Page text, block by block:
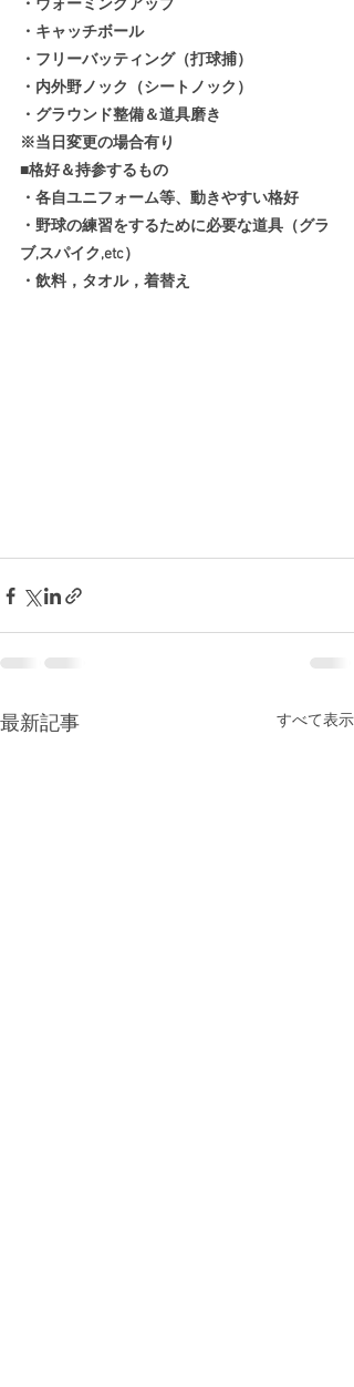
・ウォーミングアップ
・キャッチボール
・フリーバッティング（打球捕）
・内外野ノック（シートノック）
・グラウンド整備＆道具磨き
※当日変更の場合有り
■格好＆持参するもの
・各自ユニフォーム等、動きやすい格好
・野球の練習をするために必要な道具（グラ
ブ,スパイク,etc）
・飲料，タオル，着替え
最新記事 すべて表示